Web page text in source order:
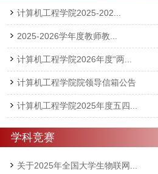
计算机工程学院2025-202...
2025-2026学年度教师教...
计算机工程学院2026年度“两...
计算机工程学院院领导信箱公告
计算机工程学院2025年度五四...
学科竞赛
关于2025年全国大学生物联网...